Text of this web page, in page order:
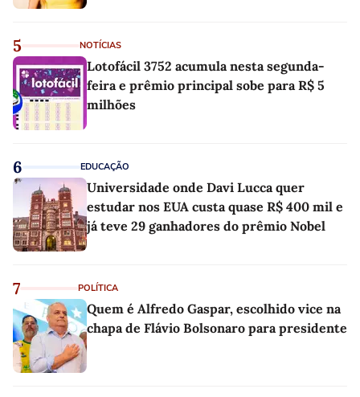
5 NOTÍCIAS
Lotofácil 3752 acumula nesta segunda-
feira e prêmio principal sobe para R$ 5
milhões
6 EDUCAÇÃO
Universidade onde Davi Lucca quer
estudar nos EUA custa quase R$ 400 mil e
já teve 29 ganhadores do prêmio Nobel
7 POLÍTICA
Quem é Alfredo Gaspar, escolhido vice na
chapa de Flávio Bolsonaro para presidente